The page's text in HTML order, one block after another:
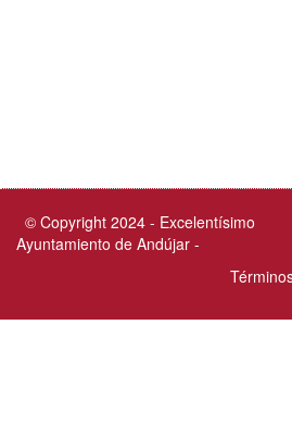
© Copyright 2024 - Excelentísimo
Ayuntamiento de Andújar -